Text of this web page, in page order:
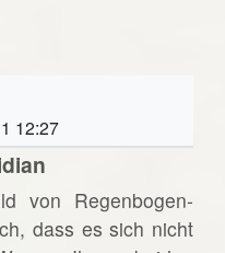
12:27
von Regenbogen-
dass es sich nicht